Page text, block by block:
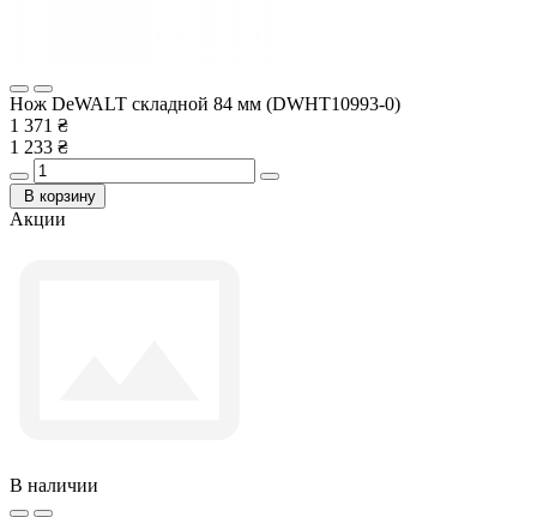
Нож DeWALT складной 84 мм (DWHT10993-0)
1 371 ₴
1 233 ₴
В корзину
Акции
В наличии